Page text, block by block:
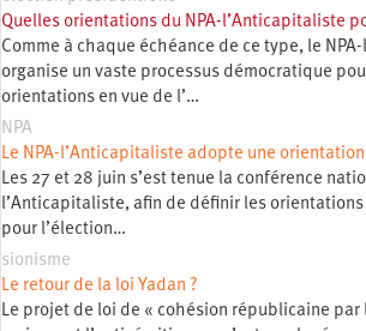
Quelles orientations du NPA-l’Anticapitaliste
Comme à chaque échéance de ce type, le
organise un vaste processus démocratique
orientations en vue de l’…
NPA
Le NPA-l’Anticapitaliste adopte une
Les 27 et 28 juin s’est tenue la conférence
l’Anticapitaliste, afin de définir les orientations
pour l’élection…
sionisme
Le retour de la loi Yadan ?
Le projet de loi de « cohésion républicaine par